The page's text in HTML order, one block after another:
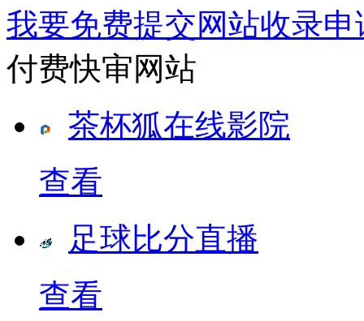
我要免费提交网站收录申
付费快审网站
茶杯狐在线影院
查看
足球比分直播
查看